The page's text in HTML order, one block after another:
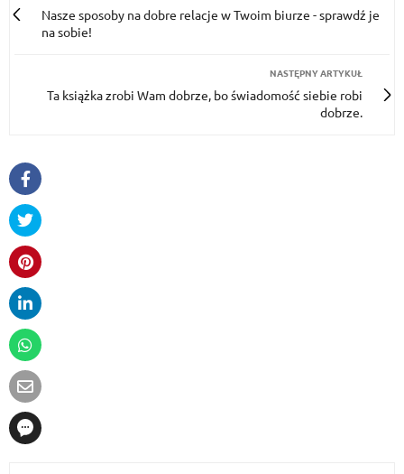
Nasze sposoby na dobre relacje w Twoim biurze - sprawdź je
na sobie!
NASTĘPNY ARTYKUŁ
Ta książka zrobi Wam dobrze, bo świadomość siebie robi
dobrze.